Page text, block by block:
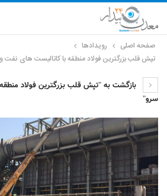
صفحه اصلی
رویدادها
تپش قلب بزرگترین فولاد منطقه با کاتالیست های نفت
بازگشت به "تپش قلب بزرگترین فولاد
سرو"